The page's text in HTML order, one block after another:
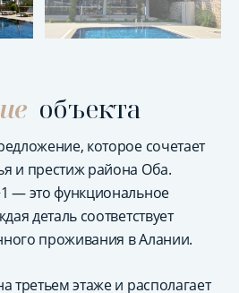
объекта
которое сочетает
и престиж района Оба.
— это функциональное
деталь соответствует
проживания в Алании.
третьем этаже и располагает